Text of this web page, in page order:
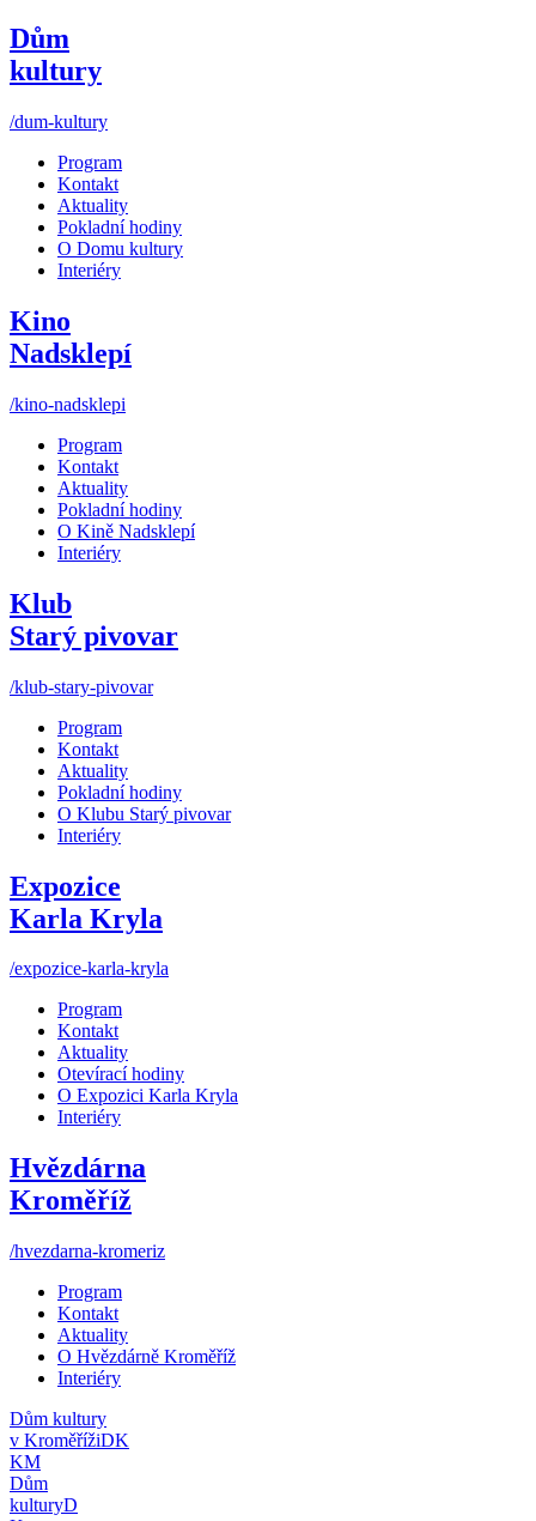
Dům
kultury
/dum-kultury
Program
Kontakt
Aktuality
Pokladní hodiny
O Domu kultury
Interiéry
Kino
Nadsklepí
/kino-nadsklepi
Program
Kontakt
Aktuality
Pokladní hodiny
O Kině Nadsklepí
Interiéry
Klub
Starý pivovar
/klub-stary-pivovar
Program
Kontakt
Aktuality
Pokladní hodiny
O Klubu Starý pivovar
Interiéry
Expozice
Karla Kryla
/expozice-karla-kryla
Program
Kontakt
Aktuality
Otevírací hodiny
O Expozici Karla Kryla
Interiéry
Hvězdárna
Kroměříž
/hvezdarna-kromeriz
Program
Kontakt
Aktuality
O Hvězdárně Kroměříž
Interiéry
Dům kultury
v KroměřížiDK
KM
Dům
kulturyD